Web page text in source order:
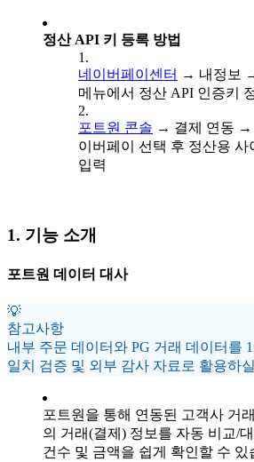
정산 API 키 등록 방법
네이버페이센터 → 내정보
메뉴에서 정산 API 인증키
포트원 콘솔 → 결제 연동 →
이버페이 선택 후 정산용 사
입력
1. 기능 소개
포트원 데이터 대사
💡
참고사항
내부 주문 데이터와 PG 거래 데이터를
일치 검증 및 외부 감사 자료로 활용하
포트원을 통해 연동된 고객사 거
의 거래(결제) 정보를 자동 비교/
건수 및 금액을 쉽게 확인할 수 있